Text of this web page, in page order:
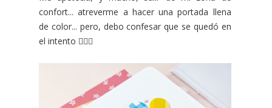
confort... atreverme a hacer una portada llena
de color... pero, debo confesar que se quedó en
el intento 🤦🏽‍♀️